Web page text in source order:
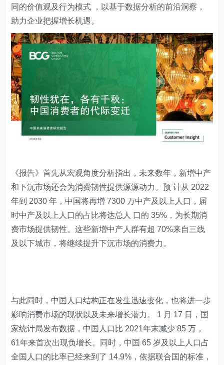
同的价值观及行为模式 ，以基于数据分析的前沿洞察，
助力企业把握增长机遇。
《报告》首先从宏观角度分析指出，未来数年，新增中产
和下沉市场还会为消费韧性提供源源动力。预 计从 2022
年到 2030 年，中国将再增 7300 万中产及以上人口，届
时中产及以上人口的占比将达总人 口的 35%，为长期消
费市场提供韧性。这些新增中产人群有超 70%来自三线
及以下城市，将继续提升下沉市场的消费力。
与此同时，中国人口结构正在发生迅速变化，也将进一步
影响消费市场的现状以及未来增长潜力。 1 月 17 日，国
家统计局发布数据，中国人口比 2021年末减少 85 万，
61年来首次出现负增长。同时，中国 65 岁及以上人口占
全国人口的比率已经来到了 14.9%，依据联合国的标准，